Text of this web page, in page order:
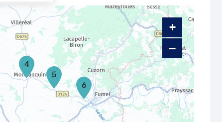
6
5
4
+
−